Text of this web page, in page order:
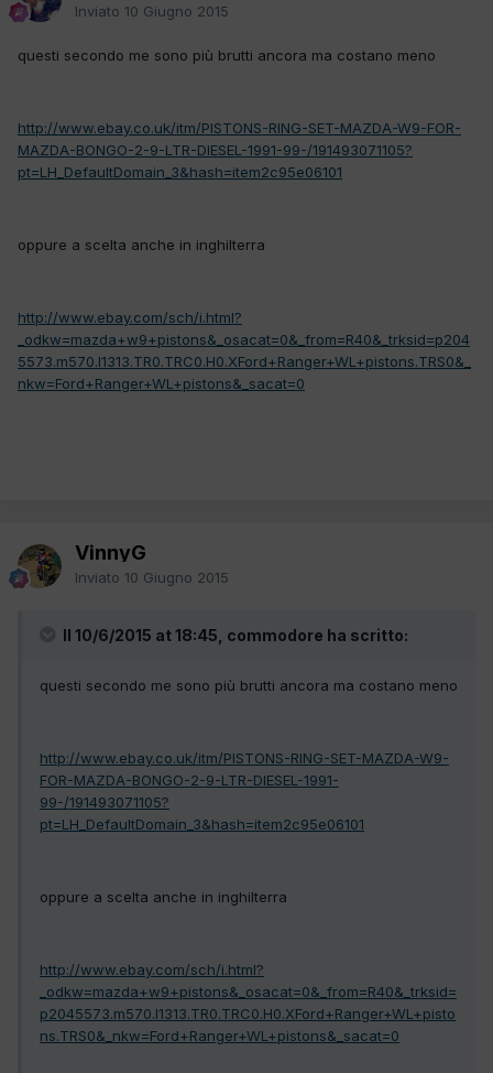
Inviato 10 Giugno 2015
questi secondo me sono più brutti ancora ma costano meno
http://www.ebay.co.uk/itm/PISTONS-RING-SET-MAZDA-W9-FOR-
MAZDA-BONGO-2-9-LTR-DIESEL-1991-99-/191493071105?
pt=LH_DefaultDomain_3&hash=item2c95e06101
oppure a scelta anche in inghilterra
http://www.ebay.com/sch/i.html?
_odkw=mazda+w9+pistons&_osacat=0&_from=R40&_trksid=p204
5573.m570.l1313.TR0.TRC0.H0.XFord+Ranger+WL+pistons.TRS0&_
nkw=Ford+Ranger+WL+pistons&_sacat=0
VinnyG
Inviato 10 Giugno 2015
Il 10/6/2015 at 18:45, commodore ha scritto:
questi secondo me sono più brutti ancora ma costano meno
http://www.ebay.co.uk/itm/PISTONS-RING-SET-MAZDA-W9-
FOR-MAZDA-BONGO-2-9-LTR-DIESEL-1991-
99-/191493071105?
pt=LH_DefaultDomain_3&hash=item2c95e06101
oppure a scelta anche in inghilterra
http://www.ebay.com/sch/i.html?
_odkw=mazda+w9+pistons&_osacat=0&_from=R40&_trksid=
p2045573.m570.l1313.TR0.TRC0.H0.XFord+Ranger+WL+pisto
ns.TRS0&_nkw=Ford+Ranger+WL+pistons&_sacat=0